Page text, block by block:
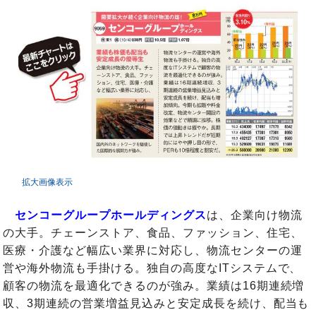
拡大画像表示
センコーグループホールディングスは、企業向け物流
の大手。チェーンストア、食品、ファッション、住宅、
医療・介護など幅広い業界に対応し、物流センターの運
営や海外物流も手掛ける。独自の高度なITシステムで、
顧客の物流を最適化できるのが強み。業績は16期連続増
収、3期連続の営業増益見込みと安定成長を続け、配当も